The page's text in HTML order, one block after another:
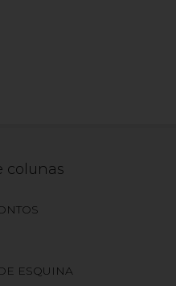
colunas
ESQUINA